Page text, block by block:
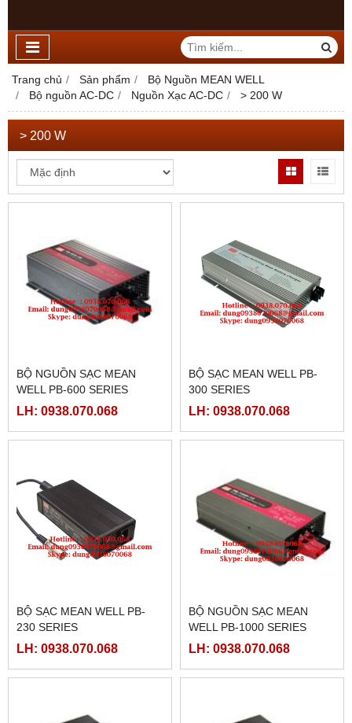
Trang chủ Sản phẩm
Bộ Nguồn MEAN WELL
Bộ nguồn AC-DC
Nguồn Xạc AC-DC > 200 W
> 200 W
BỘ NGUỒN SẠC MEAN
WELL PB-600 SERIES
LH: 0938.070.068
BỘ SẠC MEAN WELL PB-
300 SERIES
LH: 0938.070.068
BỘ SẠC MEAN WELL PB-
230 SERIES
LH: 0938.070.068
BỘ NGUỒN SẠC MEAN
WELL PB-1000 SERIES
LH: 0938.070.068